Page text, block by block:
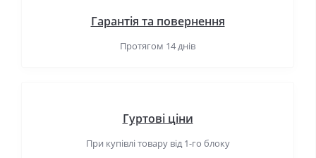
Гарантія та повернення
Протягом 14 днів
Гуртові ціни
При купівлі товару від 1-го блоку